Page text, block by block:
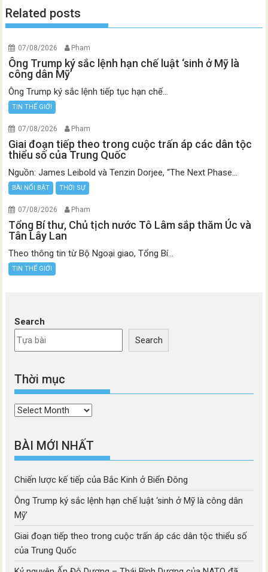
Related posts
07/08/2026 Pham
Ông Trump ký sắc lệnh hạn chế luật ‘sinh ở Mỹ là
công dân Mỹ’
Ông Trump ký sắc lệnh tiếp tục hạn chế...
TIN THẾ GIỚI
07/08/2026 Pham
Giai đoạn tiếp theo trong cuộc trấn áp các dân tộc
thiểu số của Trung Quốc
Nguồn: James Leibold và Tenzin Dorjee, “The Next Phase...
BÀI NỔI BẬT THỜI SỰ
07/08/2026 Pham
Tổng Bí thư, Chủ tịch nước Tô Lâm sắp thăm Úc và
Tân Lây Lan
Theo thông tin từ Bộ Ngoại giao, Tổng Bí...
TIN THẾ GIỚI
Search
Search
Thời mục
Thời
BÀI MỚI NHẤT
Chiến lược kế tiếp của Bắc Kinh ở Biển Đông
Ông Trump ký sắc lệnh hạn chế luật ‘sinh ở Mỹ là công dân
Mỹ’
Giai đoạn tiếp theo trong cuộc trấn áp các dân tộc thiểu số
của Trung Quốc